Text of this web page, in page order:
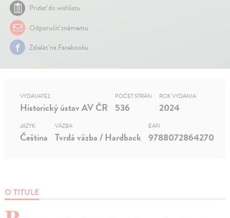
Pridať do wishlistu
Odporučiť známemu
Zdielať na Facebooku
O TITULE
VYDAVATEĽ
Historický ústav AV ČR
POČET STRÁN
536
ROK VYDANIA
2024
JAZYK
Čeština
VÄZBA
Tvrdá väzba / Hardback
EAN
9788072864270